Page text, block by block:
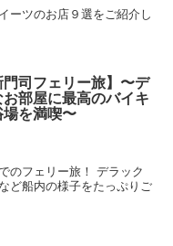
ーツのお店９選をご紹介し
門司フェリー旅】〜デ
部屋に最高のバイキ
場を満喫〜
のフェリー旅！ デラック
ど船内の様子をたっぷりご